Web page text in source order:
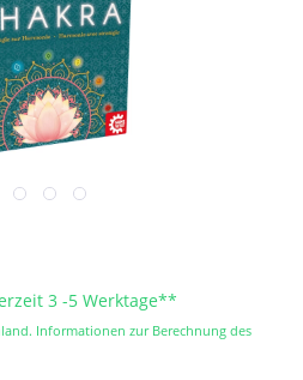
3 -5 Werktage**
Informationen zur Berechnung des